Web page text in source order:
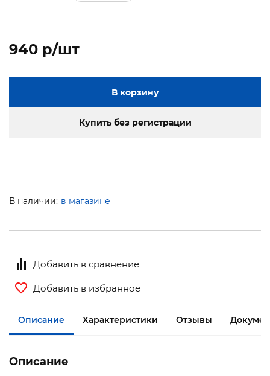
940 p/шт
В корзину
Купить без регистрации
В наличии: в магазине
Добавить в сравнение
Добавить в избранное
Описание Характеристики Отзывы
Описание